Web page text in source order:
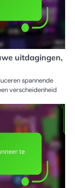
uitdagingen,
spannende
verscheidenheid